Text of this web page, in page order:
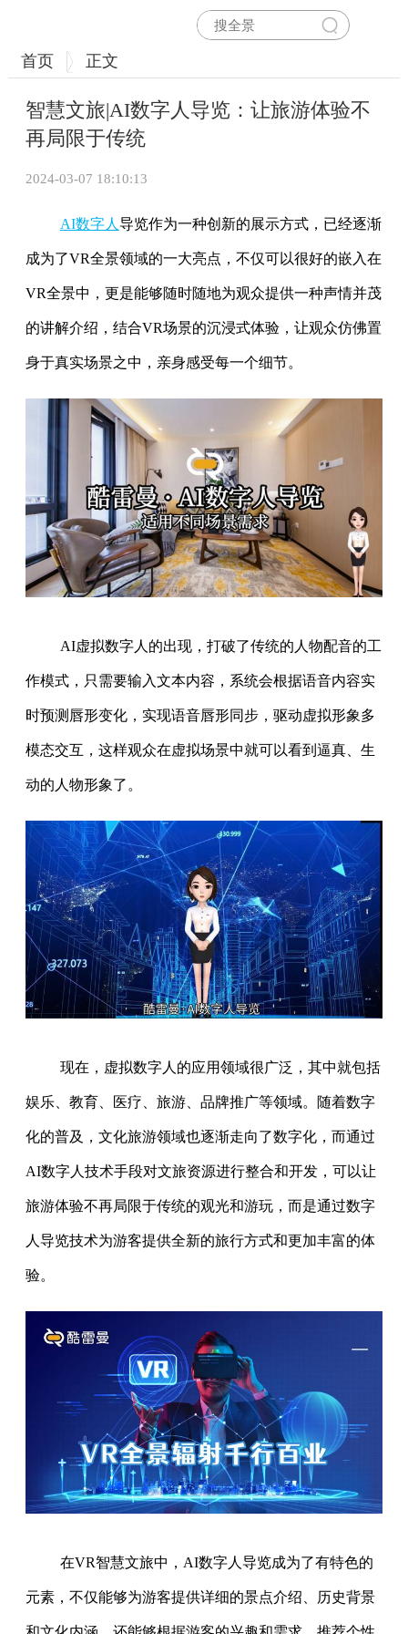
首页 正文
智慧文旅|AI数字人导览：让旅游体验不
再局限于传统
2024-03-07 18:10:13
AI数字人 导览作为一种创新的展示方式，已经逐渐
成为了VR全景领域的一大亮点，不仅可以很好的嵌入在
VR全景中，更是能够随时随地为观众提供一种声情并茂
的讲解介绍，结合VR场景的沉浸式体验，让观众仿佛置
身于真实场景之中，亲身感受每一个细节。
AI虚拟数字人的出现，打破了传统的人物配音的工
作模式，只需要输入文本内容，系统会根据语音内容实
时预测唇形变化，实现语音唇形同步，驱动虚拟形象多
模态交互，这样观众在虚拟场景中就可以看到逼真、生
动的人物形象了。
现在，虚拟数字人的应用领域很广泛，其中就包括
娱乐、教育、医疗、旅游、品牌推广等领域。随着数字
化的普及，文化旅游领域也逐渐走向了数字化，而通过
AI数字人技术手段对文旅资源进行整合和开发，可以让
旅游体验不再局限于传统的观光和游玩，而是通过数字
人导览技术为游客提供全新的旅行方式和更加丰富的体
验。
在VR智慧文旅中，AI数字人导览成为了有特色的
元素，不仅能够为游客提供详细的景点介绍、历史背景